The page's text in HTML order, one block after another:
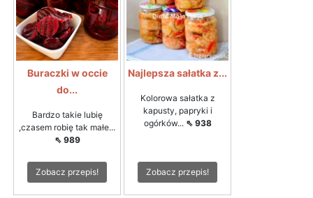
Buraczki w occie
do...
Bardzo takie lubię
,czasem robię tak małe...
⇖ 989
Zobacz przepis!
Najlepsza sałatka z...
Kolorowa sałatka z
kapusty, papryki i
ogórków... ⇖ 938
Zobacz przepis!